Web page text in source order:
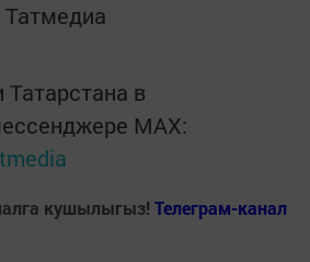
Татмедиа
Татарстана в
MАХ:
кушылыгыз! Телеграм-канал